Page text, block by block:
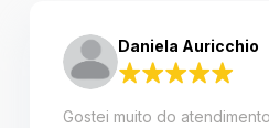
Daniela Auricchio
Gostei muito do